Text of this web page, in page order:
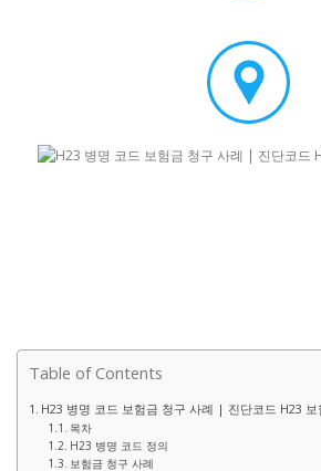
Table of Contents
H23 병명 코드 보험금 청구 사례 | 진단코드 H23 보
목차
H23 병명 코드 정의
보험금 청구 사례